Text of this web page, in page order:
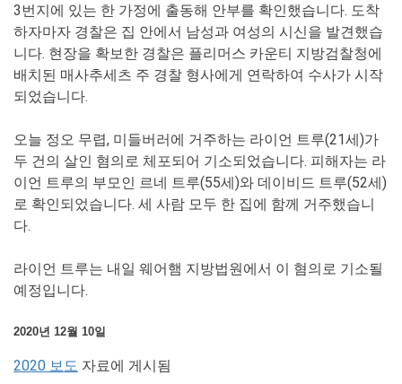
3번지에 있는 한 가정에 출동해 안부를 확인했습니다. 도착
하자마자 경찰은 집 안에서 남성과 여성의 시신을 발견했습
니다. 현장을 확보한 경찰은 플리머스 카운티 지방검찰청에
배치된 매사추세츠 주 경찰 형사에게 연락하여 수사가 시작
되었습니다.
오늘 정오 무렵, 미들버러에 거주하는 라이언 트루(21세)가
두 건의 살인 혐의로 체포되어 기소되었습니다. 피해자는 라
이언 트루의 부모인 르네 트루(55세)와 데이비드 트루(52세)
로 확인되었습니다. 세 사람 모두 한 집에 함께 거주했습니
다.
라이언 트루는 내일 웨어햄 지방법원에서 이 혐의로 기소될
예정입니다.
2020년 12월 10일
2020 보도 자료에 게시됨